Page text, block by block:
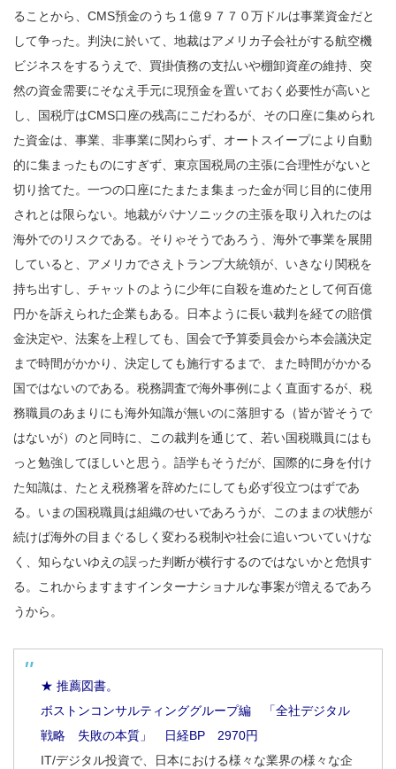
ることから、CMS預金のうち１億９７７０万ドルは事業資金だと
して争った。判決に於いて、地裁はアメリカ子会社がする航空機
ビジネスをするうえで、買掛債務の支払いや棚卸資産の維持、突
然の資金需要にそなえ手元に現預金を置いておく必要性が高いと
し、国税庁はCMS口座の残高にこだわるが、その口座に集められ
た資金は、事業、非事業に関わらず、オートスイープにより自動
的に集まったものにすぎず、東京国税局の主張に合理性がないと
切り捨てた。一つの口座にたまたま集まった金が同じ目的に使用
されとは限らない。地裁がパナソニックの主張を取り入れたのは
海外でのリスクである。そりゃそうであろう、海外で事業を展開
していると、アメリカでさえトランプ大統領が、いきなり関税を
持ち出すし、チャットのように少年に自殺を進めたとして何百億
円かを訴えられた企業もある。日本ように長い裁判を経ての賠償
金決定や、法案を上程しても、国会で予算委員会から本会議決定
まで時間がかかり、決定しても施行するまで、また時間がかかる
国ではないのである。税務調査で海外事例によく直面するが、税
務職員のあまりにも海外知識が無いのに落胆する（皆が皆そうで
はないが）のと同時に、この裁判を通じて、若い国税職員にはも
っと勉強してほしいと思う。語学もそうだが、国際的に身を付け
た知識は、たとえ税務署を辞めたにしても必ず役立つはずであ
る。いまの国税職員は組織のせいであろうが、このままの状態が
続けば海外の目まぐるしく変わる税制や社会に追いついていけな
く、知らないゆえの誤った判断が横行するのではないかと危惧す
る。これからますますインターナショナルな事案が増えるであろ
うから。
★ 推薦図書。
ボストンコンサルティンググループ編 「全社デジタル
戦略 失敗の本質」 日経BP 2970円
IT/デジタル投資で、日本における様々な業界の様々な企